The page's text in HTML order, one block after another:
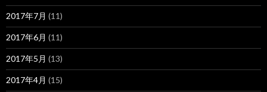
2017年7月 (11)
2017年6月 (11)
2017年5月 (13)
2017年4月 (15)